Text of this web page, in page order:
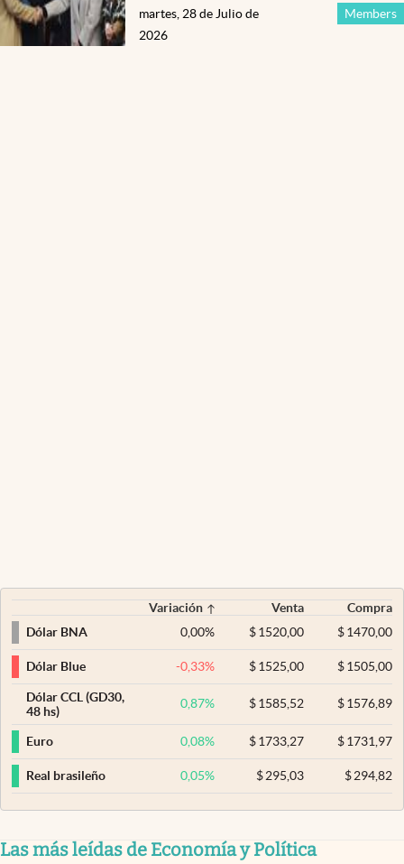
Members
martes, 28 de Julio de
2026
Variación Venta
Compra
Dólar BNA
0,00% $ 1520,00 $1470,00
Dólar Blue -0,33% $ 1525,00 $1505,00
Dólar CCL (GD30,
48 hs)
0,87% $ 1585,52 $1576,89
Euro 0,08% $ 1733,27 $1731,97
Real brasileño 0,05% $ 295,03 $294,82
Las más leídas de Economía y Política